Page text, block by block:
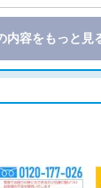
内容をもっと見